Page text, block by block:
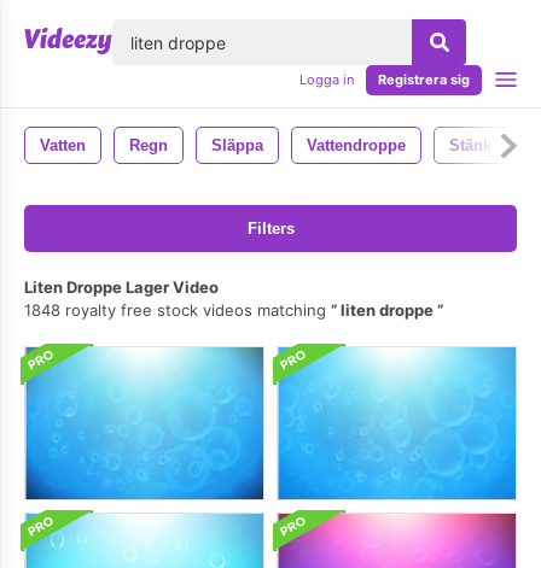
Logga in Registrera sig
Vatten Regn Släppa Vattendroppe Stänk
Filters
Liten Droppe Lager Video
1848 royalty free stock videos matching
liten droppe